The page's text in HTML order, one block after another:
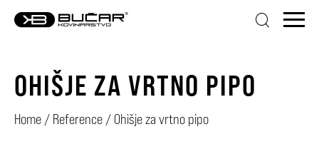
OHIŠJE ZA VRTNO PIPO
Home / Reference / Ohišje za vrtno pipo